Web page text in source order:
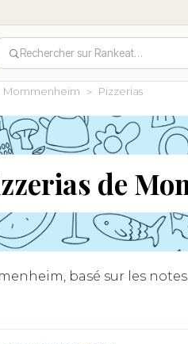
Rechercher sur Rankeat…
Mommenheim Pizzerias
de
basé sur les